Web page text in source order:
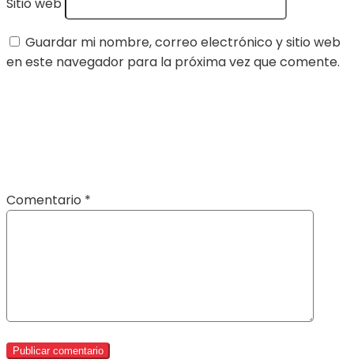
Guardar mi nombre, correo electrónico y sitio web
en este navegador para la próxima vez que comente.
Comentario *